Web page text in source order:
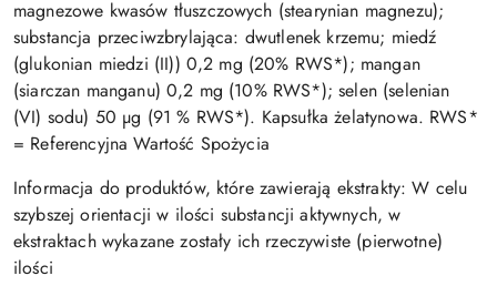
magnezowe kwasów tłuszczowych (stearynian magnezu);
substancja przeciwzbrylająca: dwutlenek krzemu; miedź
(glukonian miedzi (II)) 0,2 mg (20% RWS*); mangan
(siarczan manganu) 0,2 mg (10% RWS*); selen (selenian
(VI) sodu) 50 µg (91 % RWS*). Kapsułka żelatynowa. RWS*
= Referencyjna Wartość Spożycia
Informacja do produktów, które zawierają ekstrakty: W celu
szybszej orientacji w ilości substancji aktywnych, w
ekstraktach wykazane zostały ich rzeczywiste (pierwotne)
ilości